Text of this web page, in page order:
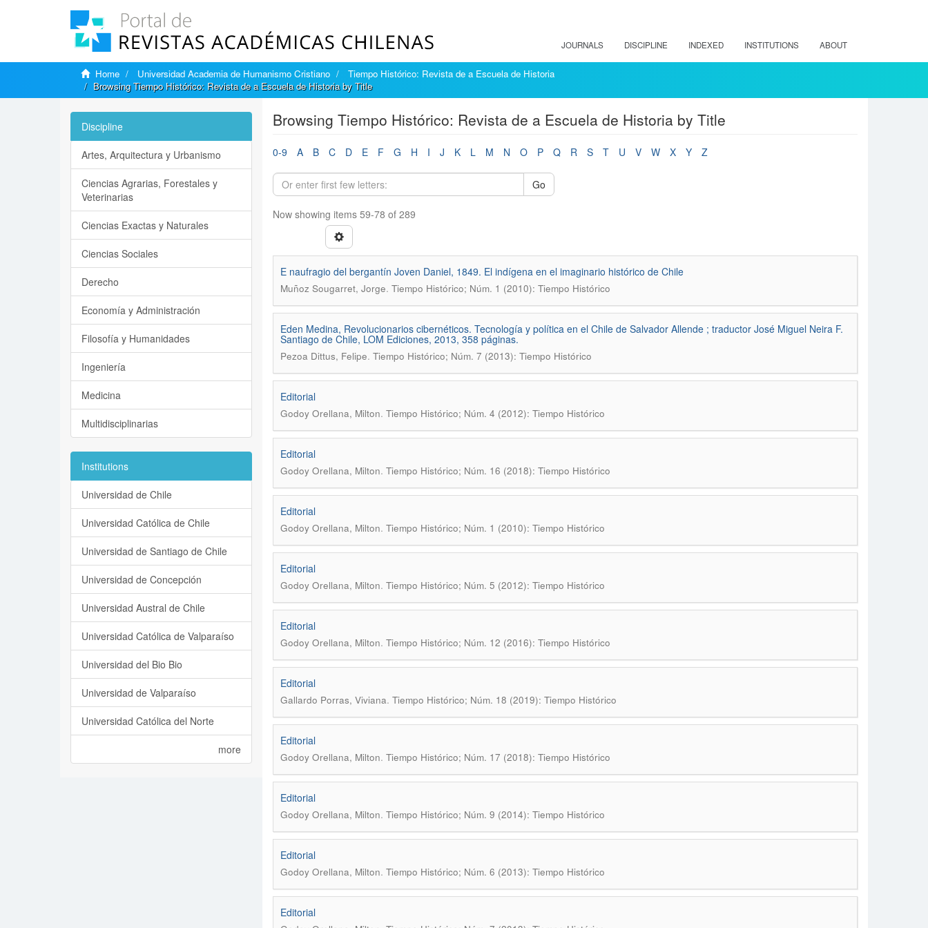
JOURNALS DISCIPLINE INDEXED INSTITUTIONS ABOUT
Home Universidad Academia de Humanismo Cristiano
Tiempo Histórico: Revista de a Escuela de Historia
Browsing Tiempo Histórico: Revista de a Escuela de Historia by Title
Browsing Tiempo Histórico: Revista de a Escuela de Historia by Title
0-9 A B C D E F G H I J K L M N O P Q R S T U V W X Y Z
Go
Now showing items 59-78 of 289
E naufragio del bergantín Joven Daniel, 1849. El indígena en el imaginario histórico de Chile
Muñoz Sougarret, Jorge. Tiempo Histórico; Núm. 1 (2010): Tiempo Histórico
Eden Medina, Revolucionarios cibernéticos. Tecnología y política en el Chile de Salvador Allende ; traductor José Miguel Neira F.
Santiago de Chile, LOM Ediciones, 2013, 358 páginas.
Pezoa Dittus, Felipe. Tiempo Histórico; Núm. 7 (2013): Tiempo Histórico
Editorial
Godoy Orellana, Milton. Tiempo Histórico; Núm. 4 (2012): Tiempo Histórico
Editorial
Godoy Orellana, Milton. Tiempo Histórico; Núm. 16 (2018): Tiempo Histórico
Editorial
Godoy Orellana, Milton. Tiempo Histórico; Núm. 1 (2010): Tiempo Histórico
Editorial
Godoy Orellana, Milton. Tiempo Histórico; Núm. 5 (2012): Tiempo Histórico
Editorial
Godoy Orellana, Milton. Tiempo Histórico; Núm. 12 (2016): Tiempo Histórico
Editorial
Gallardo Porras, Viviana. Tiempo Histórico; Núm. 18 (2019): Tiempo Histórico
Editorial
Godoy Orellana, Milton. Tiempo Histórico; Núm. 17 (2018): Tiempo Histórico
Editorial
Godoy Orellana, Milton. Tiempo Histórico; Núm. 9 (2014): Tiempo Histórico
Editorial
Godoy Orellana, Milton. Tiempo Histórico; Núm. 6 (2013): Tiempo Histórico
Editorial
Discipline
Artes, Arquitectura y Urbanismo
Ciencias Agrarias, Forestales y
Veterinarias
Ciencias Exactas y Naturales
Ciencias Sociales
Derecho
Economía y Administración
Filosofía y Humanidades
Ingeniería
Medicina
Multidisciplinarias
Institutions
Universidad de Chile
Universidad Católica de Chile
Universidad de Santiago de Chile
Universidad de Concepción
Universidad Austral de Chile
Universidad Católica de Valparaíso
Universidad del Bio Bio
Universidad de Valparaíso
Universidad Católica del Norte
more